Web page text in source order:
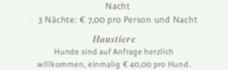
Nacht
3 Nächte: € 7,00 pro Person und Nacht
Haustiere
Hunde sind auf Anfrage herzlich
willkommen, einmalig € 40,00 pro Hund.